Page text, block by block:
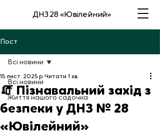
ДНЗ 28 «Ювілейний»
Пост
Всі новини
Життя нашого садочка
Всі новини
🧯 Пізнавальний захід з
безпеки у ДНЗ № 28
«Ювілейний»
15 лист. 2025 р.Читати 1 хв